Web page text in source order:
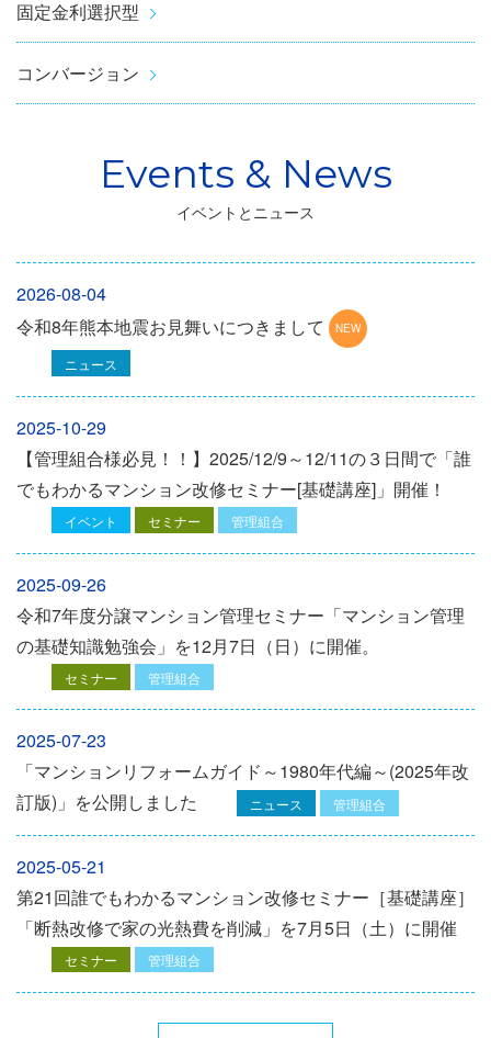
固定金利選択型
コンバージョン
イベントとニュース
2026-08-04
令和8年熊本地震お見舞いにつきまして
ニュース
2025-10-29
【管理組合様必見！！】2025/12/9～12/11の３日間で「誰
でもわかるマンション改修セミナー[基礎講座]」開催！
イベント セミナー 管理組合
2025-09-26
令和7年度分譲マンション管理セミナー「マンション管理
の基礎知識勉強会」を12⽉7⽇（⽇）に開催。
セミナー 管理組合
2025-07-23
「マンションリフォームガイド～1980年代編～(2025年改
訂版)」を公開しました
ニュース 管理組合
2025-05-21
第21回誰でもわかるマンション改修セミナー［基礎講座］
「断熱改修で家の光熱費を削減」を7月5日（土）に開催
セミナー 管理組合